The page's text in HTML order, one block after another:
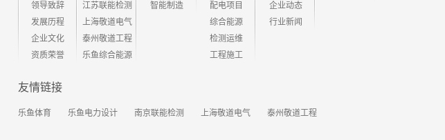
领导致辞
发展历程
企业文化
资质荣誉
江苏联能检测
上海敬道电气
泰州敬道工程
乐鱼综合能源
智能制造
配电项目
综合能源
检测运维
工程施工
企业动态
行业新闻
友情链接
乐鱼体育 乐鱼电力设计 南京联能检测 上海敬道电气 泰州敬道工程